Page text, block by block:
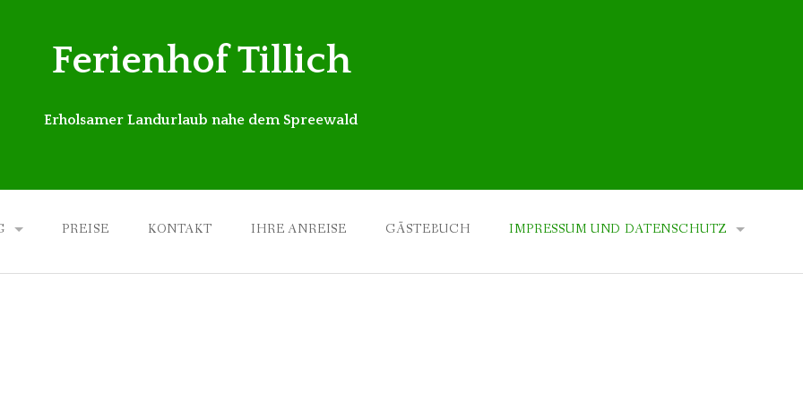
Ferienhof Tillich
Erholsamer Landurlaub nahe dem Spreewald
PREISE KONTAKT IHRE ANREISE GÄSTEBUCH IMPRESSUM UND DATENSCHUTZ